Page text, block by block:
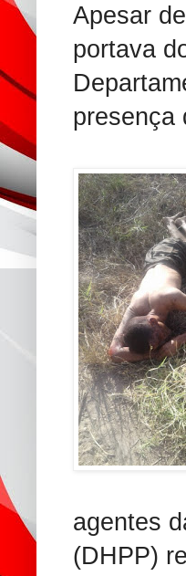
Apesar
portava
presença
agentes
(DHPP)